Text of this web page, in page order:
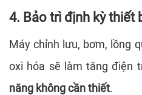
4. Bảo trì định kỳ thiết
Máy chỉnh lưu, bơm, lồng
oxi hóa sẽ làm tăng điện
năng không cần thiết.